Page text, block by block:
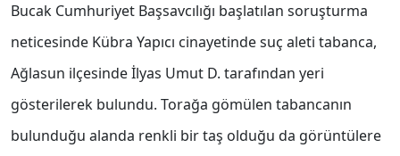
Bucak Cumhuriyet Başsavcılığı başlatılan soruşturma
neticesinde Kübra Yapıcı cinayetinde suç aleti tabanca,
Ağlasun ilçesinde İlyas Umut D. tarafından yeri
gösterilerek bulundu. Torağa gömülen tabancanın
bulunduğu alanda renkli bir taş olduğu da görüntülere